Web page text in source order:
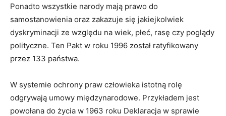
Ponadto wszystkie narody mają prawo do
samostanowienia oraz zakazuje się jakiejkolwiek
dyskryminacji ze względu na wiek, płeć, rasę czy poglądy
polityczne. Ten Pakt w roku 1996 został ratyfikowany
przez 133 państwa.
W systemie ochrony praw człowieka istotną rolę
odgrywają umowy międzynarodowe. Przykładem jest
powołana do życia w 1963 roku Deklaracja w sprawie